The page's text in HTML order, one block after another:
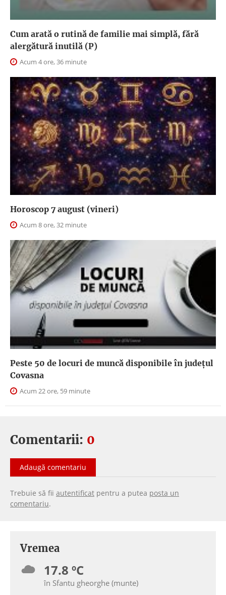
Cum arată o rutină de familie mai simplă, fără
alergătură inutilă (P)
Acum 4 ore, 36 minute
Horoscop 7 august (vineri)
Acum 8 ore, 32 minute
Peste 50 de locuri de muncă disponibile în județul
Covasna
Acum 22 ore, 59 minute
Comentarii: 0
Adaugă comentariu
Trebuie să fii autentificat pentru a putea posta un
comentariu.
Vremea
17.8 ºC
în Sfantu gheorghe (munte)